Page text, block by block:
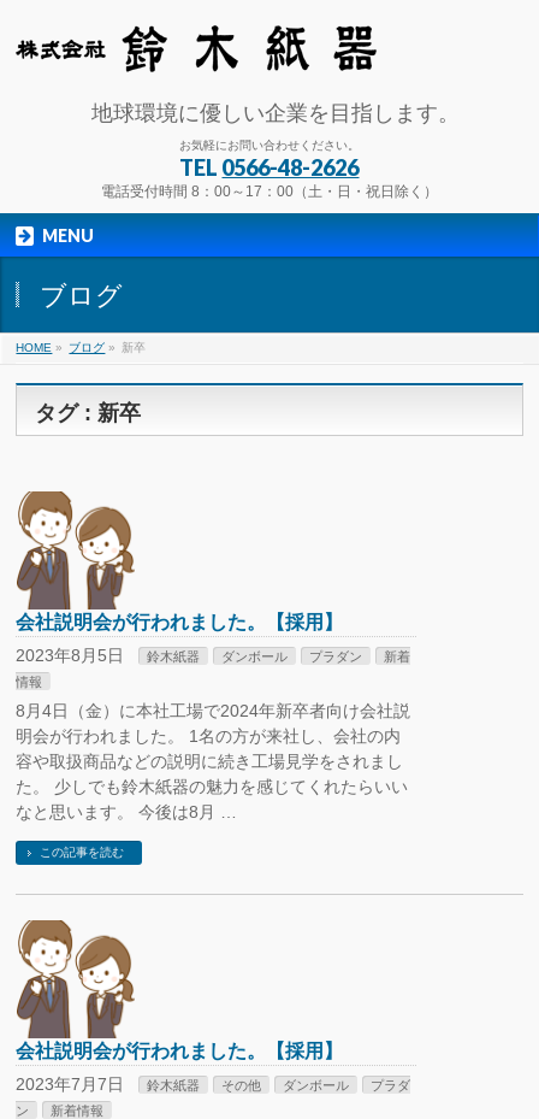
地球環境に優しい企業を目指します。
お気軽にお問い合わせください。
TEL 0566-48-2626
電話受付時間 8：00～17：00（土・日・祝日除く）
MENU
ブログ
HOME » ブログ » 新卒
タグ : 新卒
会社説明会が行われました。【採用】
2023年8月5日 鈴木紙器 ダンボール プラダン
新着
情報
8月4日（金）に本社工場で2024年新卒者向け会社説
明会が行われました。 1名の方が来社し、会社の内
容や取扱商品などの説明に続き工場見学をされまし
た。 少しでも鈴木紙器の魅力を感じてくれたらいい
なと思います。 今後は8月 …
この記事を読む
会社説明会が行われました。【採用】
2023年7月7日 鈴木紙器 その他 ダンボール
プラダ
ン
新着情報